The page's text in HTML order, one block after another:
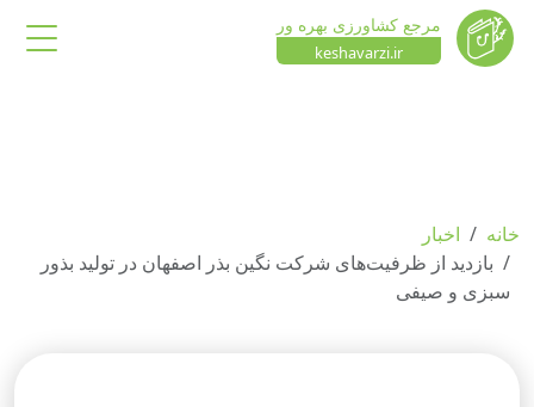
مرجع کشاورزی بهره ور
keshavarzi.ir
خانه
اخبار
بازدید از ظرفیت‌های شرکت نگین بذر اصفهان در تولید بذور
سبزی و صیفی